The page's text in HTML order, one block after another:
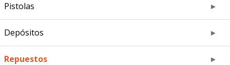
Pistolas
Depósitos
Repuestos